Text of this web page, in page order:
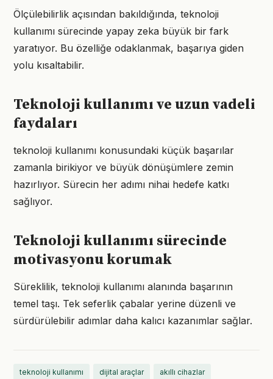
Ölçülebilirlik açısından bakıldığında, teknoloji
kullanımı sürecinde yapay zeka büyük bir fark
yaratıyor. Bu özelliğe odaklanmak, başarıya giden
yolu kısaltabilir.
Teknoloji kullanımı ve uzun vadeli
faydaları
teknoloji kullanımı konusundaki küçük başarılar
zamanla birikiyor ve büyük dönüşümlere zemin
hazırlıyor. Sürecin her adımı nihai hedefe katkı
sağlıyor.
Teknoloji kullanımı sürecinde
motivasyonu korumak
Süreklilik, teknoloji kullanımı alanında başarının
temel taşı. Tek seferlik çabalar yerine düzenli ve
sürdürülebilir adımlar daha kalıcı kazanımlar sağlar.
teknoloji kullanımı dijital araçlar akıllı cihazlar